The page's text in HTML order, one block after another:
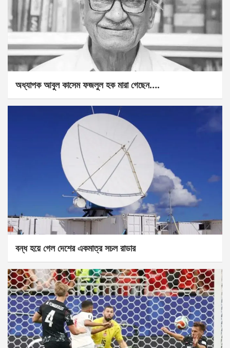
অধ্যাপক আবুল কাসেম ফজলুল হক মারা গেছেন….
বন্ধ হয়ে গেল দেশের একমাত্র সচল রাডার